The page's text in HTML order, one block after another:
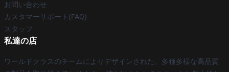
お問い合わせ
カスタマーサポート(FAQ)
スタッフ
私達の店
ワールドクラスのチームによりデザインされた、多種多様な高品質